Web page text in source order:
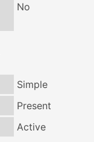
No
Simple
Present
Active